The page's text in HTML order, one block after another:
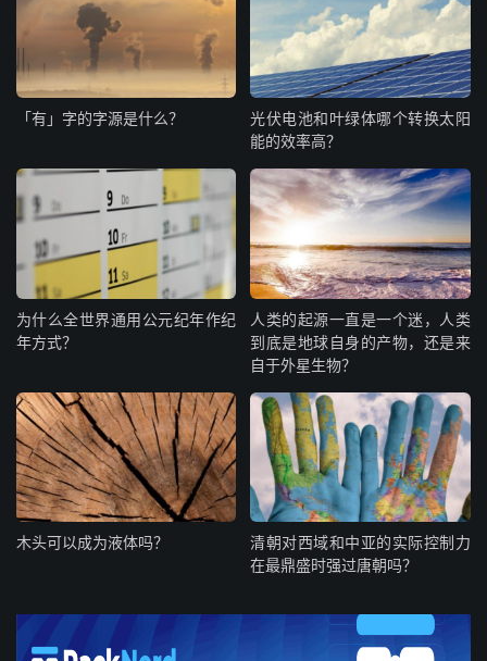
「有」字的字源是什么？
光伏电池和叶绿体哪个转换太阳
能的效率高？
为什么全世界通用公元纪年作纪
年方式？
人类的起源一直是一个迷，人类
到底是地球自身的产物，还是来
自于外星生物？
木头可以成为液体吗？
清朝对西域和中亚的实际控制力
在最鼎盛时强过唐朝吗？